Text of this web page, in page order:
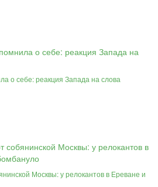
о себе: реакция Запада на слова
Москвы: у релокантов в Ереване и